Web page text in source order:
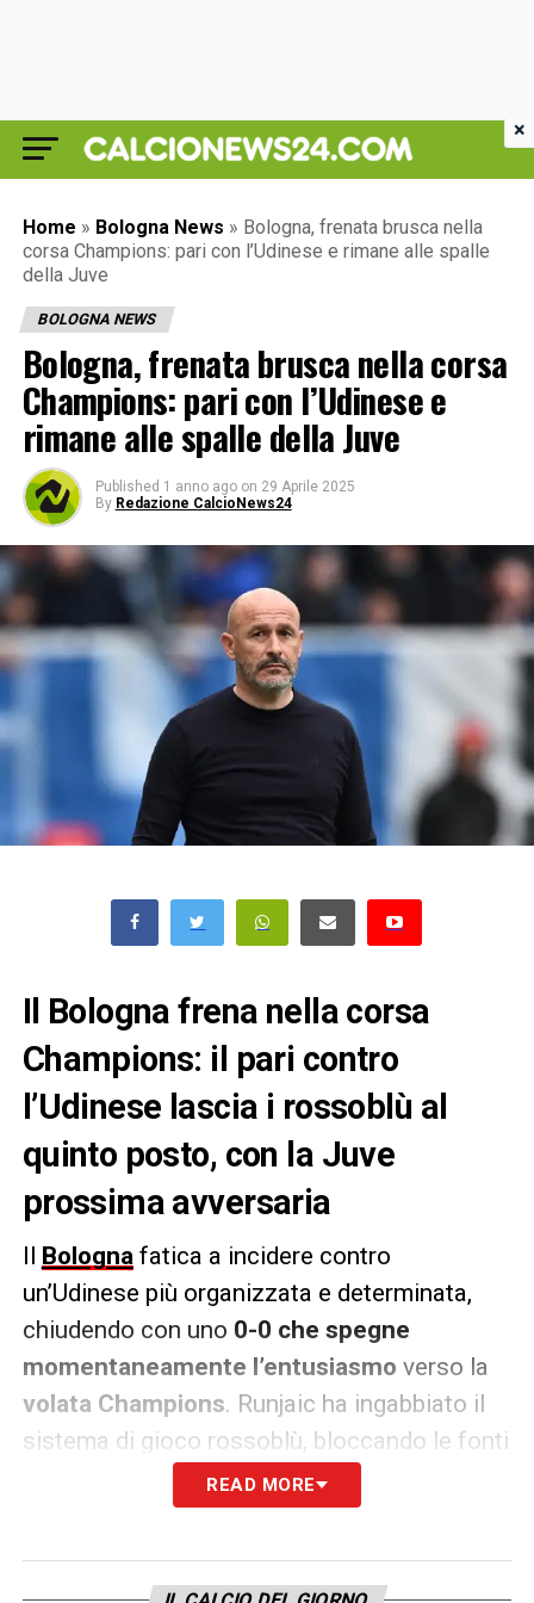
Home » Bologna News » Bologna, frenata brusca nella
corsa Champions: pari con l’Udinese e rimane alle spalle
della Juve
BOLOGNA NEWS
Bologna, frenata brusca nella corsa
Champions: pari con l’Udinese e
rimane alle spalle della Juve
Published 1 anno ago on 29 Aprile 2025
By Redazione CalcioNews24
Il Bologna frena nella corsa
Champions: il pari contro
l’Udinese lascia i rossoblù al
quinto posto, con la Juve
prossima avversaria
Il Bologna fatica a incidere contro
un’Udinese più organizzata e determinata,
chiudendo con uno 0-0 che spegne
momentaneamente l’entusiasmo verso la
volata Champions. Runjaic ha ingabbiato il
sistema di gioco rossoblù, bloccando le fonti
principali e sfruttando le incursioni di Payero
per mettere sotto pressione la squadra di
una ripresa più aggressiva edue occasioni
READ MORE
×